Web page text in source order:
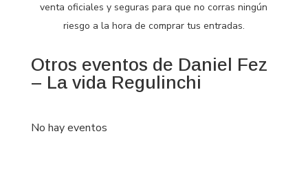
venta oficiales y seguras para que no corras ningún
riesgo a la hora de comprar tus entradas.
Otros eventos de Daniel Fez
– La vida Regulinchi
No hay eventos